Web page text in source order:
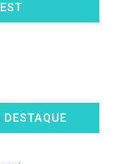
DESTAQUE